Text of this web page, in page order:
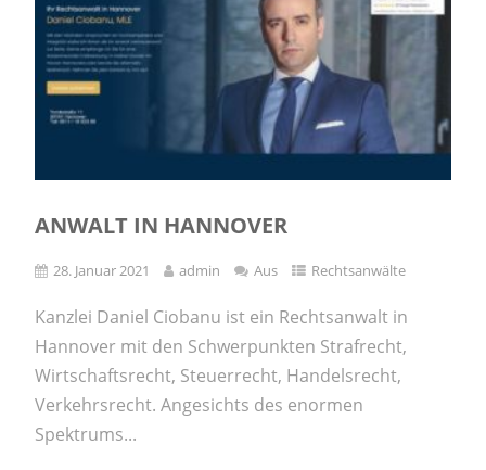
ANWALT IN HANNOVER
28. Januar 2021 admin Aus Rechtsanwälte
Kanzlei Daniel Ciobanu ist ein Rechtsanwalt in
Hannover mit den Schwerpunkten Strafrecht,
Wirtschaftsrecht, Steuerrecht, Handelsrecht,
Verkehrsrecht. Angesichts des enormen
Spektrums...